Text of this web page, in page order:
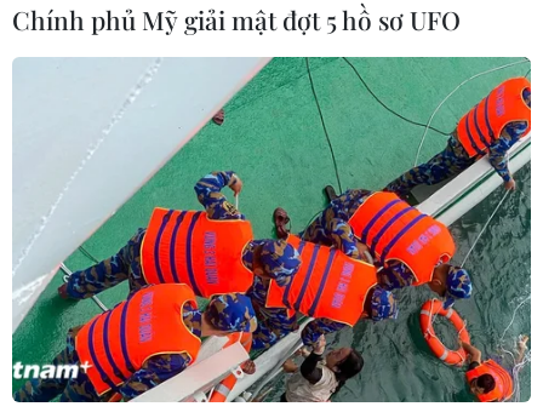
Chính phủ Mỹ giải mật đợt 5 hồ sơ UFO